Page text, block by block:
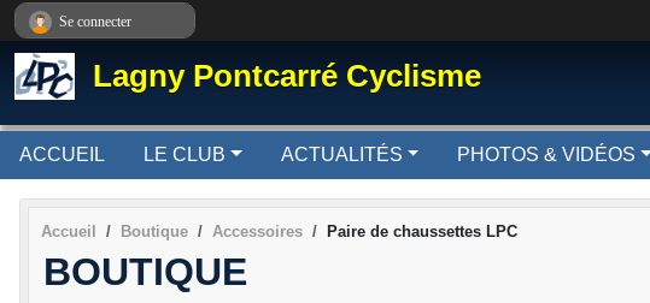
Lagny Pontcarré Cyclisme
ACCUEIL LE CLUB ACTUALITÉS PHOTOS & VIDÉOS
Accueil Boutique Accessoires Paire de chaussettes LPC
BOUTIQUE
Se connecter
Panneau de gestion des cookies